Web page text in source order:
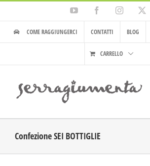
Salta
contenuto
YouTube FacebookInstagram
COME RAGGIUNGERCI CONTATTI BLOG
CARRELLO
Confezione SEI BOTTIGLIE